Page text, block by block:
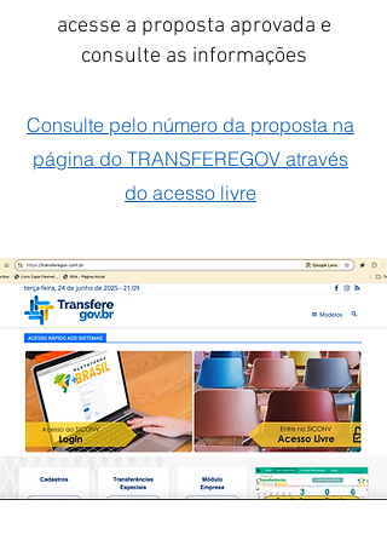
acesse a proposta aprovada e
consulte as informações
Consulte pelo número da proposta na
página do TRANSFEREGOV através
do acesso livre